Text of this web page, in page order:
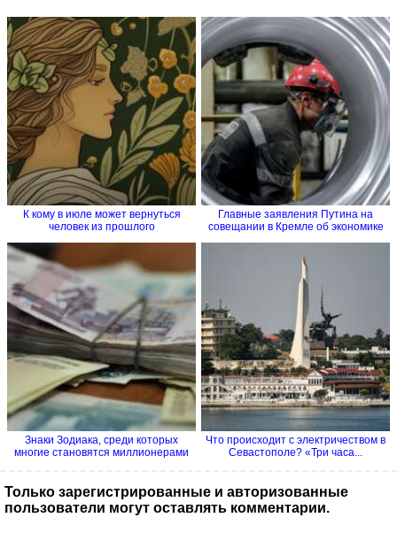
К кому в июле может вернуться
человек из прошлого
Главные заявления Путина на
совещании в Кремле об экономике
Знаки Зодиака, среди которых
многие становятся миллионерами
Что происходит с электричеством в
Севастополе? «Три часа...
Только зарегистрированные и авторизованные
пользователи могут оставлять комментарии.